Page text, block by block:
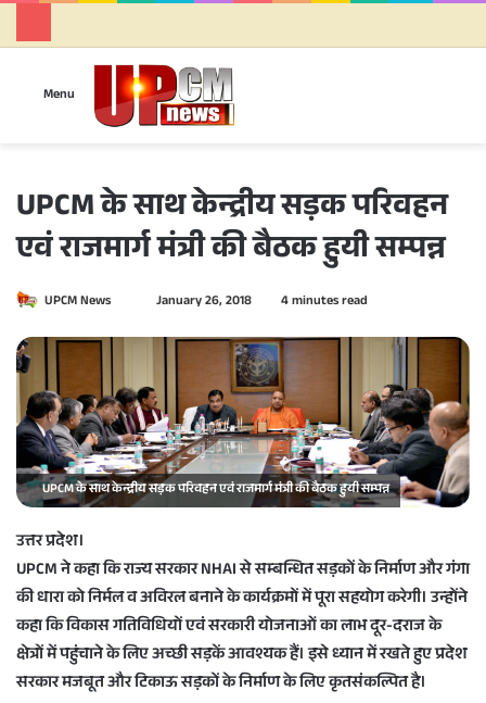
Menu
UPCM के साथ केन्द्रीय सड़क परिवहन
एवं राजमार्ग मंत्री की बैठक हुयी सम्पन्न
UPCM News
a
n
e
m
a
l
January 26, 2018 4 minutes read
UPCM के साथ केन्द्रीय सड़क परिवहन एवं राजमार्ग मंत्री की बैठक हुयी सम्पन्न
उत्तर प्रदेश।
UPCM ने कहा कि राज्य सरकार NHAI से सम्बन्धित सड़कों के निर्माण और गंगा
की धारा को निर्मल व अविरल बनाने के कार्यक्रमों में पूरा सहयोग करेगी। उन्होंने
कहा कि विकास गतिविधियों एवं सरकारी योजनाओं का लाभ दूर-दराज के
क्षेत्रों में पहुंचाने के लिए अच्छी सड़कें आवश्यक हैं। इसे ध्यान में रखते हुए प्रदेश
सरकार मजबूत और टिकाऊ सड़कों के निर्माण के लिए कृतसंकल्पित है।